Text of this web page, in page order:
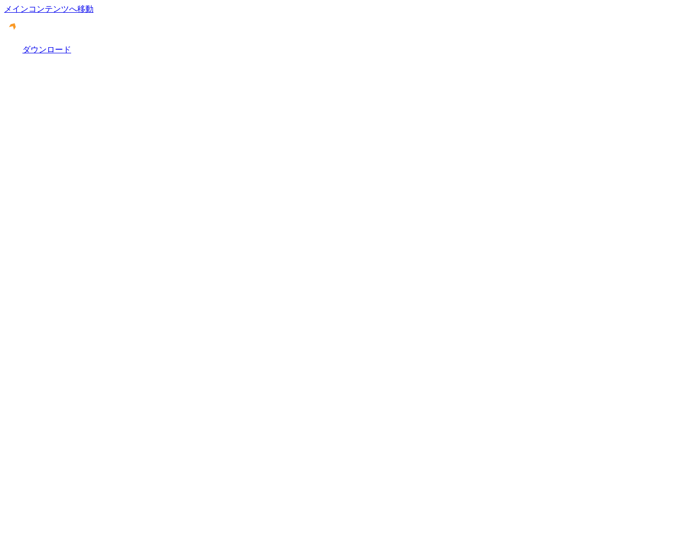
メインコンテンツへ移動
ダウンロード